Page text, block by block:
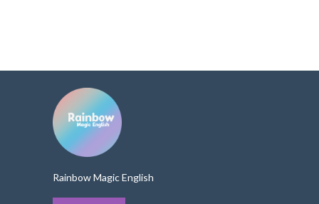
Rainbow Magic English